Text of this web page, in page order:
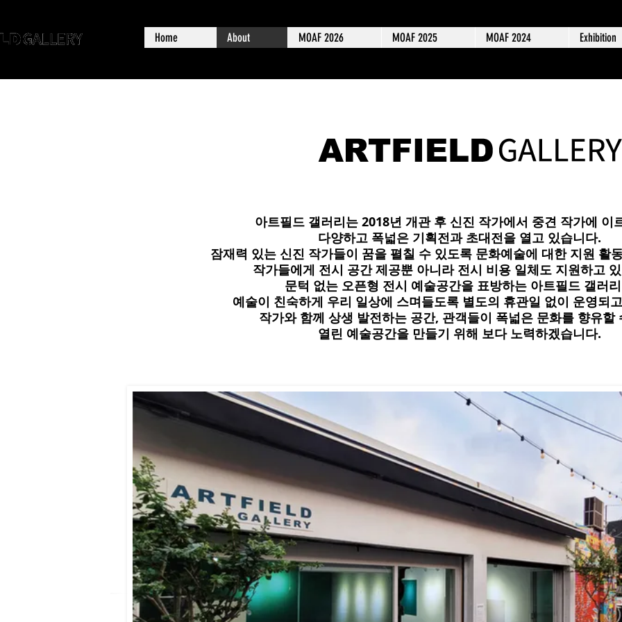
Home About MOAF 2026 MOAF 2025 MOAF 2024 Exhibition
아트필드 갤러리는 2018년 개관 후 신진 작가에서 중견 작가에 이
다양하고 폭넓은 기획전과 초대전을 열고 있습니다.
잠재력 있는 신진 작가들이 꿈을 펼칠 수 있도록 문화예술에 대한 지원 활
작가들에게 전시 공간 제공뿐 아니라 전시 비용 일체도 지원하고
문턱 없는 오픈형 전시 예술공간을 표방하는 아트필드 갤러
예술이 친숙하게 우리 일상에 스며들도록 별도의 휴관일 없이 운영되
작가와 함께 상생 발전하는 공간, 관객들이 폭넓은 문화를 향유할
열린 예술공간을 만들기 위해 보다 노력하겠습니다.